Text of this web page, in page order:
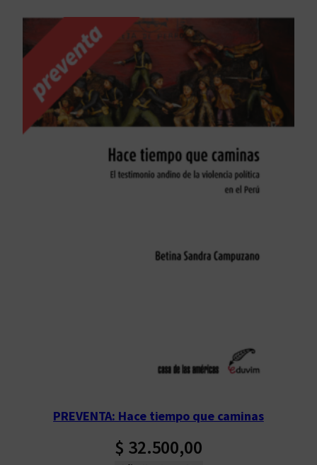
PREVENTA: Hace tiempo que caminas
$ 32.500,00